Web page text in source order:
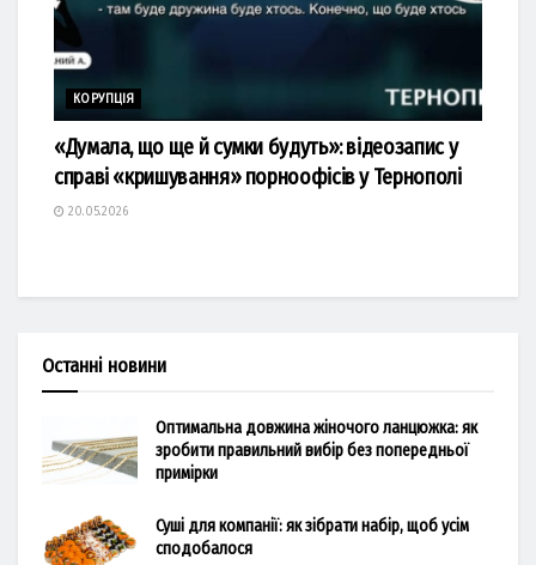
КОРУПЦІЯ
«Думала, що ще й сумки будуть»: відеозапис у
справі «кришування» порноофісів у Тернополі
20.05.2026
Останні новини
Оптимальна довжина жіночого ланцюжка: як
зробити правильний вибір без попередньої
примірки
Суші для компанії: як зібрати набір, щоб усім
сподобалося